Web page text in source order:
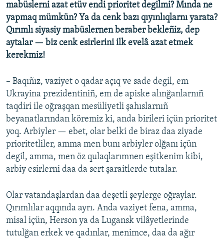
mabüslerni azat etüv endi prioritet degilmi? Mında ne
yapmaq mümkün? Ya da cenk bazı qıyınlıqlarnı yarata?
Qırımlı siyasiy mabüslernen beraber bekleñiz, dep
aytalar — biz cenk esirlerini ilk evelâ azat etmek
kerekmiz!
– Baqıñız, vaziyet o qadar açıq ve sade degil, em
Ukrayina prezidentiniñ, em de apiske alınğanlarnıñ
taqdiri ile oğraşqan mesüliyetli şahıslarnıñ
beyanatlarından köremiz ki, anda birileri içün prioritet
yoq. Arbiyler — ebet, olar belki de biraz daa ziyade
prioritetliler, amma men bunı arbiyler olğanı içün
degil, amma, men öz qulaqlarımnen eşitkenim kibi,
arbiy esirlerni daa da sert şaraitlerde tutalar.
Olar vatandaşlardan daa deşetli şeylerge oğraylar.
Qırımlılar aqqında ayrı. Anda vaziyet fena, amma,
misal içün, Herson ya da Lugansk vilâyetlerinde
tutulğan erkek ve qadınlar, menimce, daa da ağır